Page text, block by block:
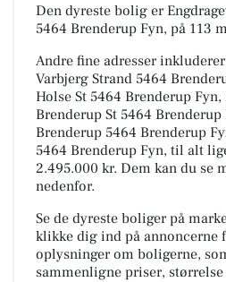
Den dyreste bolig er
5464 Brenderup Fyn, på 113
Andre fine adresser
Varbjerg Strand 5464
Holse St 5464 Brenderup
Brenderup St 5464
Brenderup 5464 Brenderup
5464 Brenderup Fyn, til alt
2.495.000 kr. Dem kan du se
nedenfor.
Se de dyreste boliger på
klikke dig ind på annoncerne
oplysninger om boligerne,
sammenligne priser,